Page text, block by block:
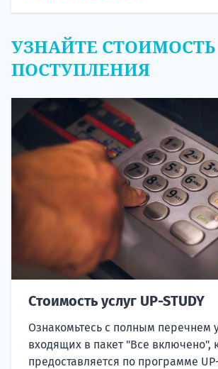
УЗНАЙТЕ СТОИМОСТЬ
ПОСТУПЛЕНИЯ
Стоимость услуг UP-STUDY
Ознакомьтесь с полным перечнем
входящих в пакет "Все включено",
предоставляется по программе